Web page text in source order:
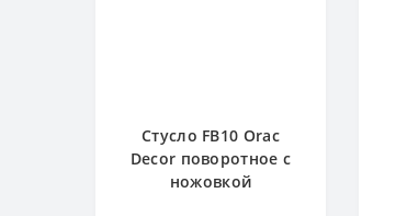
Стусло FB10 Orac
Decor поворотное с
ножовкой